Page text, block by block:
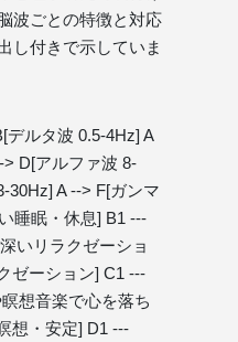
波ごとの特徴と対応
し付きで示していま
デルタ波 0.5-4Hz] A
D[アルファ波 8-
30Hz] A --> F[ガンマ
睡眠・休息] B1 ---
いリラクゼーショ
ゼーション] C1 ---
想音楽で心を落ち
想・安定] D1 ---